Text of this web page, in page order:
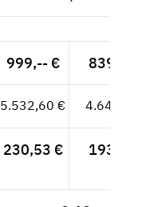
999,-- € 839,50
5.532,60 € 4.649,24
230,53 € 193,72